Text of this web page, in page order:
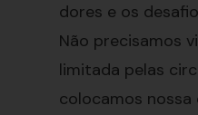
dores e os
Não precisamos
limitada pelas
colocamos nossa